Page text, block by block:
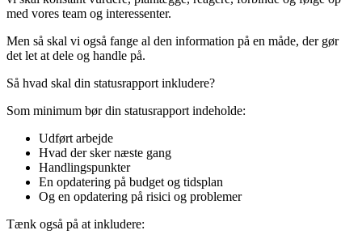
med vores team og interessenter.
Men så skal vi også fange al den information på en måde, der gør
det let at dele og handle på.
Så hvad skal din statusrapport inkludere?
Som minimum bør din statusrapport indeholde:
Udført arbejde
Hvad der sker næste gang
Handlingspunkter
En opdatering på budget og tidsplan
Og en opdatering på risici og problemer
Tænk også på at inkludere: